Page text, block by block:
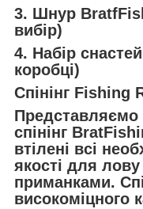
3. Шнур
вибір)
4. Набір
коробці)
Спінінг Fishing
Представляємо
спінінг
втілені всі
якості для
приманками.
високоміцного